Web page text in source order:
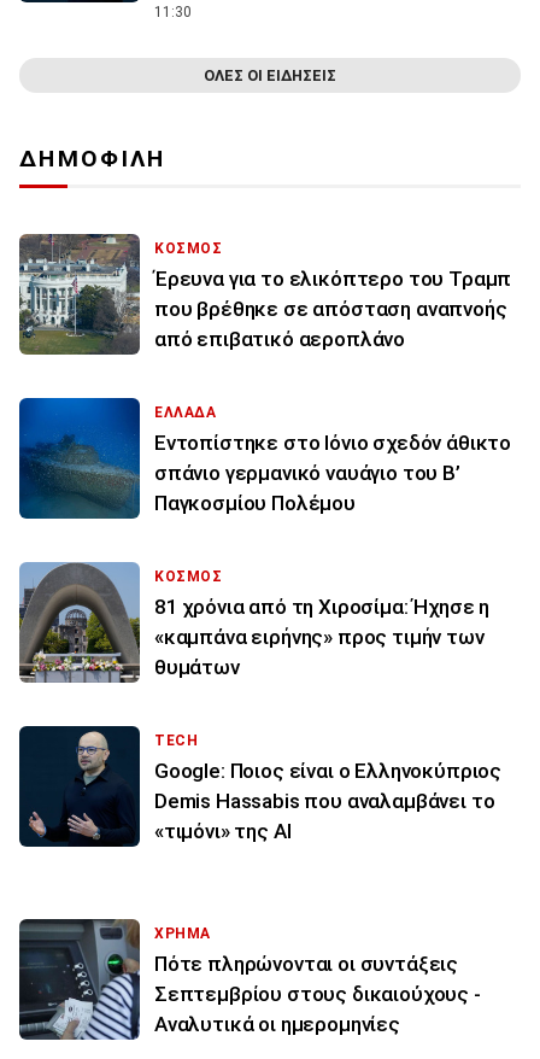
11:30
ΟΛΕΣ ΟΙ ΕΙΔΗΣΕΙΣ
ΔΗΜΟΦΙΛΗ
ΚΟΣΜΟΣ
Έρευνα για το ελικόπτερο του Τραμπ
που βρέθηκε σε απόσταση αναπνοής
από επιβατικό αεροπλάνο
ΕΛΛΑΔΑ
Εντοπίστηκε στο Ιόνιο σχεδόν άθικτο
σπάνιο γερμανικό ναυάγιο του Β’
Παγκοσμίου Πολέμου
ΚΟΣΜΟΣ
81 χρόνια από τη Χιροσίμα: Ήχησε η
«καμπάνα ειρήνης» προς τιμήν των
θυμάτων
TECH
Google: Ποιος είναι ο Ελληνοκύπριος
Demis Hassabis που αναλαμβάνει το
«τιμόνι» της ΑΙ
ΧΡΗΜΑ
Πότε πληρώνονται οι συντάξεις
Σεπτεμβρίου στους δικαιούχους -
Αναλυτικά οι ημερομηνίες